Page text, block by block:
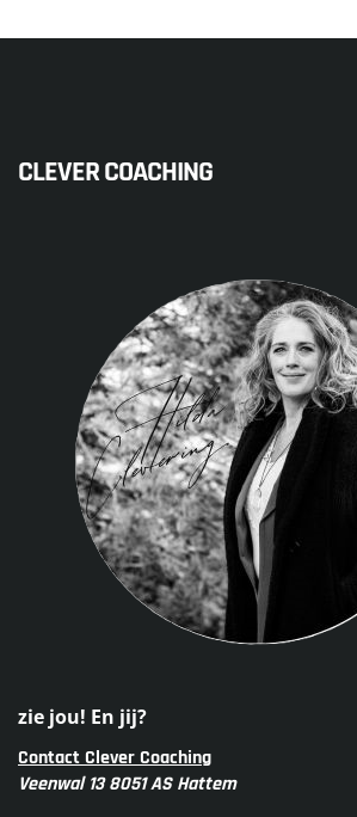
CLEVER COACHING
zie jou! En jij?
Contact Clever Coaching
Veenwal 13 8051 AS Hattem